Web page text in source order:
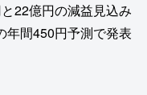
22億円の減益見込み
年間450円予測で発表